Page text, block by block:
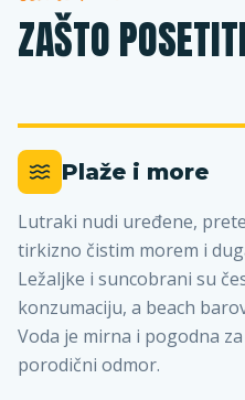
ZAŠTO
Plaže i more
Lutraki nudi uređene,
tirkizno čistim morem i
Ležaljke i suncobrani su
konzumaciju, a beach
Voda je mirna i pogodna
porodični odmor.